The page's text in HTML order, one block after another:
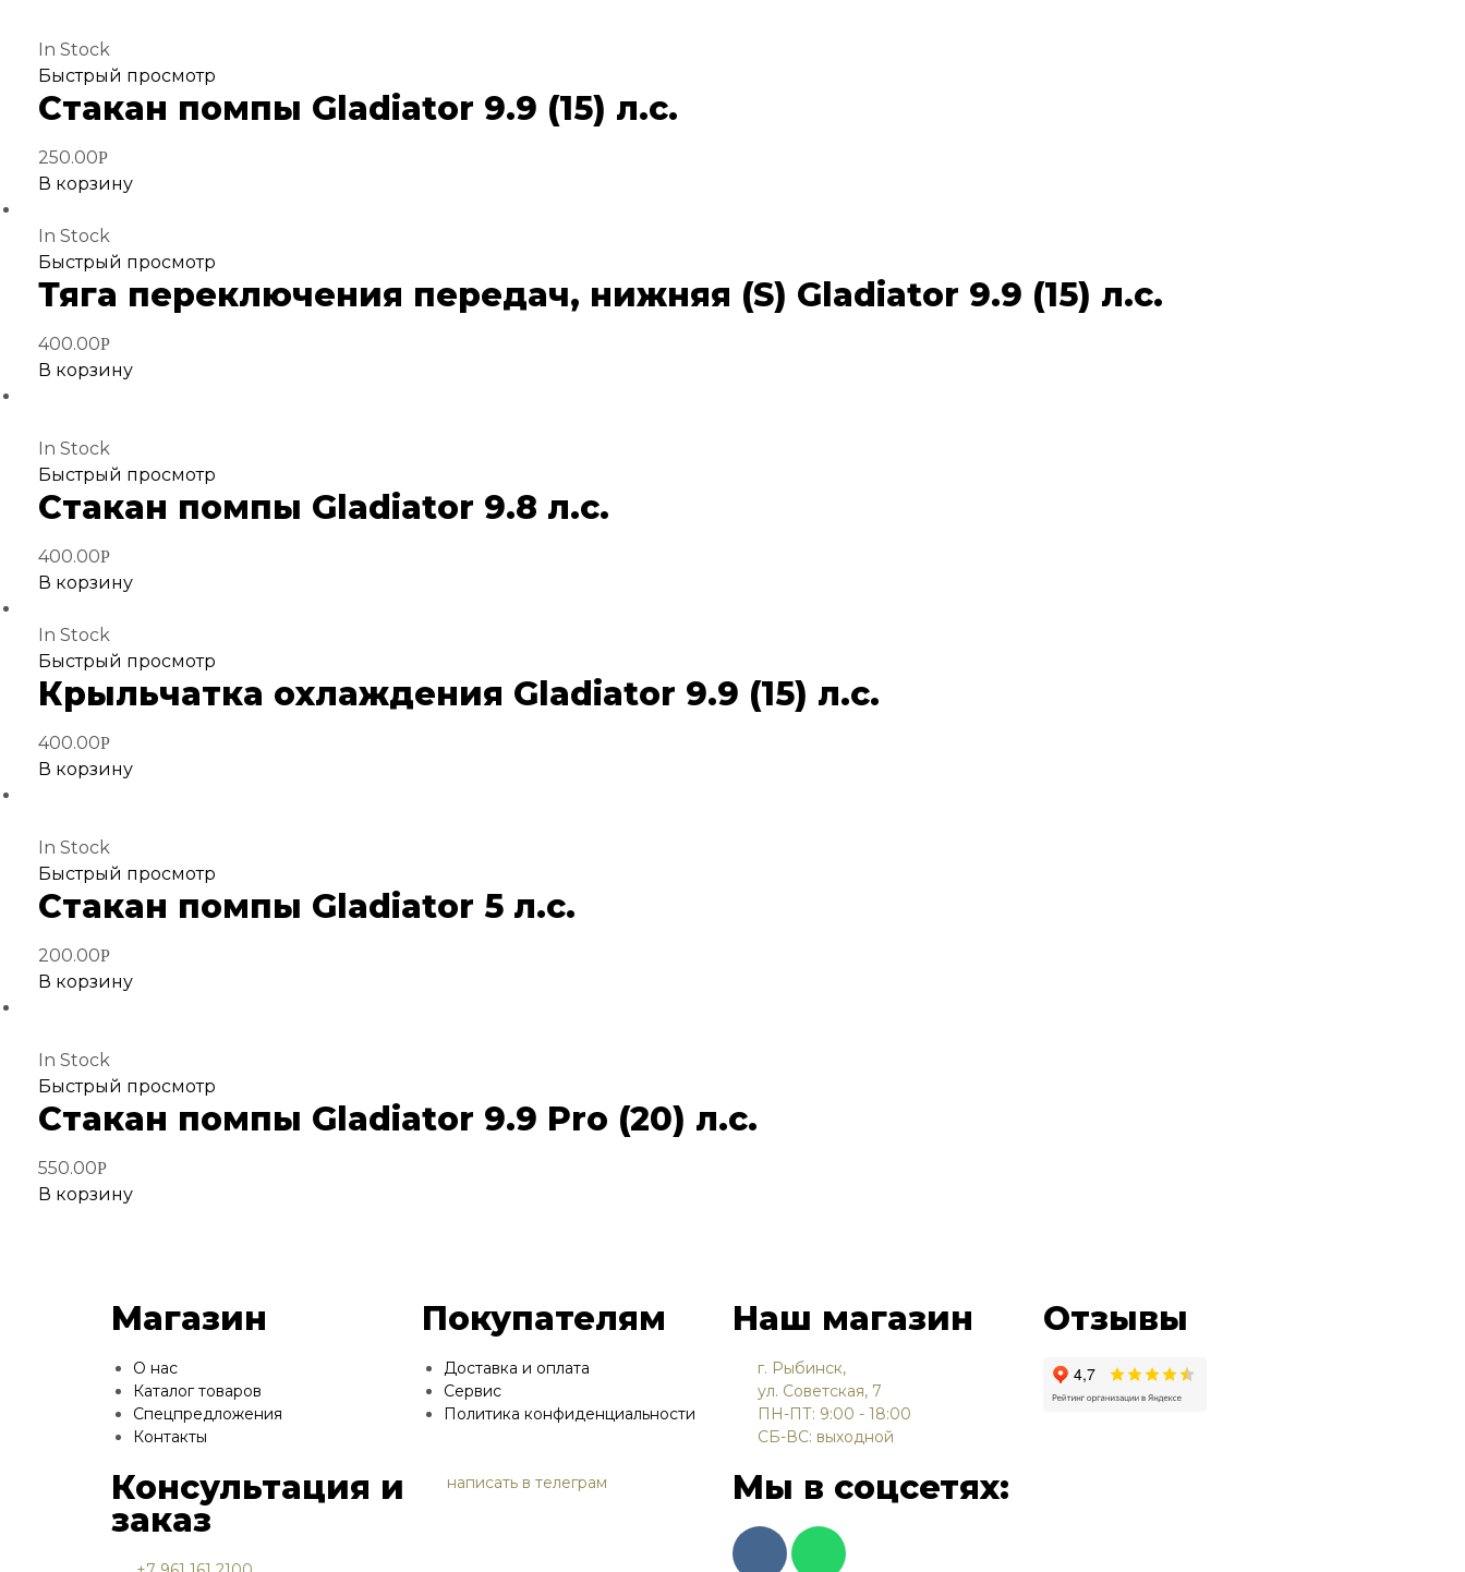
In Stock
Добавить
в
Быстрый просмотр
Стакан помпы Gladiator 9.9 (15) л.с.
250.00Р
В корзину
In Stock
Добавить
в
Быстрый просмотр
Тяга переключения передач, нижняя (S) Gladiator 9.9 (15) л.с.
400.00Р
В корзину
In Stock
Добавить
в
Быстрый просмотр
Стакан помпы Gladiator 9.8 л.с.
400.00Р
В корзину
In Stock
Добавить
в
избранное
Быстрый просмотр
Крыльчатка охлаждения Gladiator 9.9 (15) л.с.
400.00Р
В корзину
In Stock
Добавить
в
Быстрый просмотр
Стакан помпы Gladiator 5 л.с.
200.00Р
В корзину
In Stock
Добавить
в
Быстрый просмотр
Стакан помпы Gladiator 9.9 Pro (20) л.с.
550.00Р
В корзину
Магазин
О нас
Каталог товаров
Спецпредложения
Контакты
Покупателям
Доставка и оплата
Сервис
Политика конфиденциальности
Наш магазин
г. Рыбинск,
ул. Советская, 7
ПН-ПТ: 9:00 - 18:00
СБ-ВС: выходной
Отзывы
Консультация и
заказ
написать в телеграм Мы в соцсетях: